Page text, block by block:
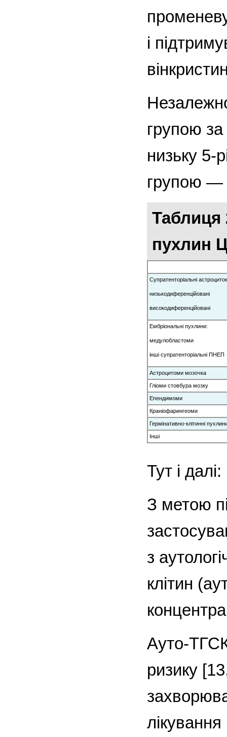
і
групою
низьку 5-
групою —
Таблиця
пухлин
Супратенторіальні
низькодиференційовані
високодиференційовані
Ембріональні пухлини:
медулобластоми
інші супратенторіальні ПНЕП
Астроцитоми мозочка
Гліоми стовбура мозку
Епендимоми
Краніофарингеоми
Гермінативно-клітинні
Інші
Тут і
З метою
з
клітин
Ауто-
ризику